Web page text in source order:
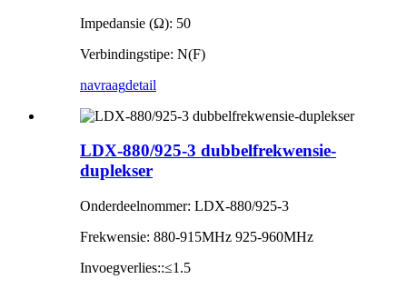
Impedansie (Ω): 50
Verbindingstipe: N(F)
navraagdetail
LDX-880/925-3 dubbelfrekwensie-
duplekser
Onderdeelnommer: LDX-880/925-3
Frekwensie: 880-915MHz 925-960MHz
Invoegverlies::≤1.5